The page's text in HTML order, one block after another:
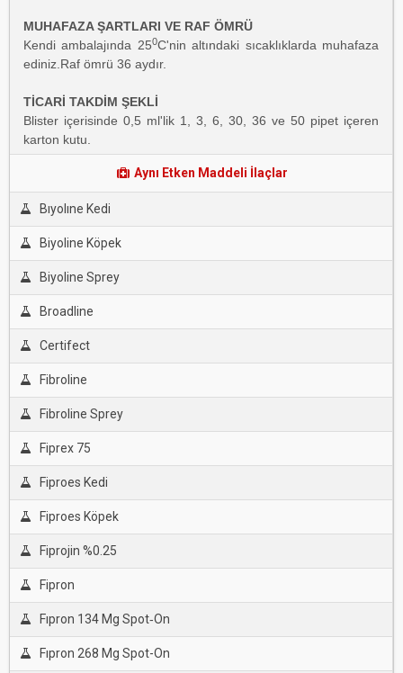
MUHAFAZA ŞARTLARI VE RAF ÖMRÜ
Kendi ambalajında 250C'nin altındaki sıcaklıklarda muhafaza
ediniz.Raf ömrü 36 aydır.
TİCARİ TAKDİM ŞEKLİ
Blister içerisinde 0,5 ml'lik 1, 3, 6, 30, 36 ve 50 pipet içeren
karton kutu.
Aynı Etken Maddeli İlaçlar
Bıyolıne Kedi
Biyoline Köpek
Biyoline Sprey
Broadline
Certifect
Fibroline
Fibroline Sprey
Fiprex 75
Fiproes Kedi
Fiproes Köpek
Fiprojin %0.25
Fipron
Fıpron 134 Mg Spot‐On
Fıpron 268 Mg Spot-On